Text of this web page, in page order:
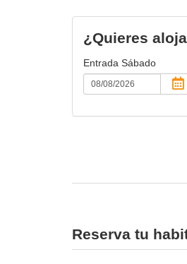
¿Quieres
Entrada Sábado
Reserva tu